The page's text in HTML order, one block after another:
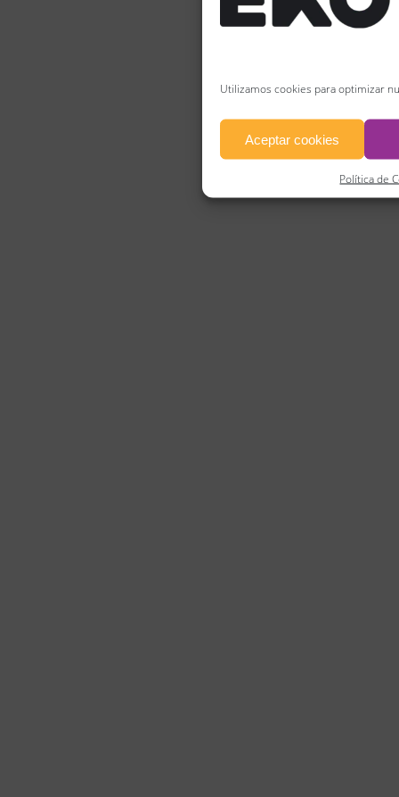
Utilizamos cookies para optimizar
Aceptar cookies
Política de